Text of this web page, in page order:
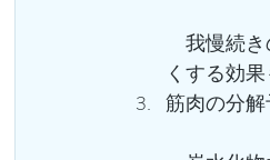
我慢続き
くする効果
筋肉の分